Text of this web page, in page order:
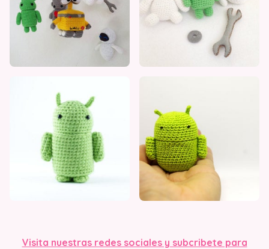
Visita nuestras redes sociales y subcribete para